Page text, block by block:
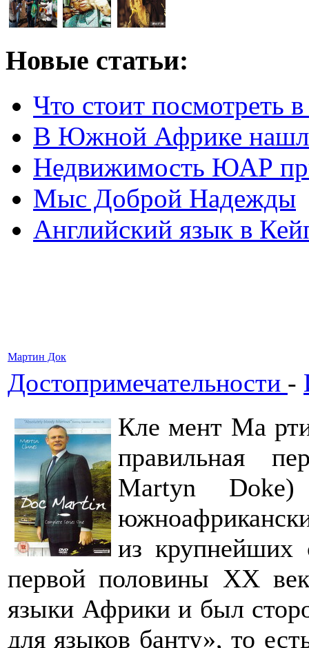
Новые статьи:
Что стоит посмотреть
В Южной Африке
Недвижимость ЮАР
Мыс Доброй Надежды
Английский язык в
Мартин Док
Достопримечательности -
Кле мент Ма
правильная
Martyn
из крупнейших
первой половины XX
языки Африки и был
для языков банту», то